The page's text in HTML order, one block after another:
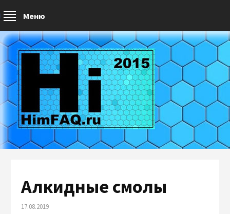
Меню
Алкидные смолы
17.08.2019